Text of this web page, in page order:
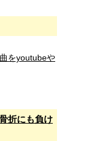
をyoutubeや
折にも負け